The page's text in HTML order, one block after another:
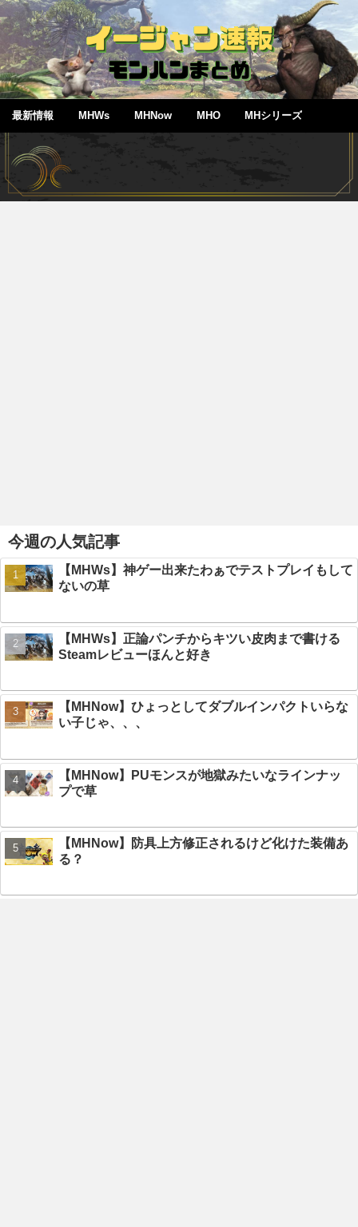
最新情報 MHWs MHNow MHO MHシリーズ
今週の人気記事
【MHWs】神ゲー出来たわぁでテストプレイもして
ないの草
【MHWs】正論パンチからキツい皮肉まで書ける
Steamレビューほんと好き
【MHNow】ひょっとしてダブルインパクトいらな
い子じゃ、、、
【MHNow】PUモンスが地獄みたいなラインナッ
プで草
【MHNow】防具上方修正されるけど化けた装備あ
る？